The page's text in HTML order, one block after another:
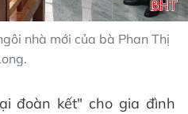
nhà mới của bà Phan Thị
đoàn kết" cho gia đình